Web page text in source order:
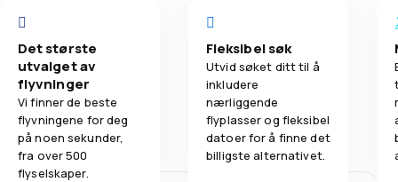
Det største
utvalget av
flyvninger
Vi finner de beste
flyvningene for deg
på noen sekunder,
fra over 500
flyselskaper.
Fleksibel søk
Utvid søket ditt til å
inkludere
nærliggende
flyplasser og fleksibel
datoer for å finne det
billigste alternativet.